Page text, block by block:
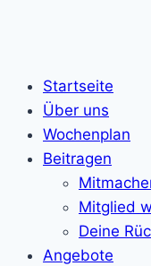
Startseite
Über uns
Wochenplan
Beitragen
Mitglied
Deine
Angebote